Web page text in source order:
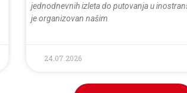
jednodnevnih izleta do putovanja u
je organizovan našim
24.07.2026